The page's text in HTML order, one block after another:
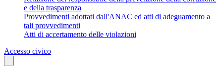
e della trasparenza
Provvedimenti adottati dall'ANAC ed atti di adeguamento a
tali provvedimenti
Atti di accertamento delle violazioni
Accesso civico